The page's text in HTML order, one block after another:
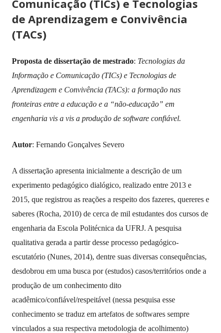
Comunicação (TICs) e Tecnologias
de Aprendizagem e Convivência
(TACs)
Proposta de dissertação de mestrado: Tecnologias da
Informação e Comunicação (TICs) e Tecnologias de
Aprendizagem e Convivência (TACs): a formação nas
fronteiras entre a educação e a “não-educação” em
engenharia vis a vis a produção de software confiável.
Autor: Fernando Gonçalves Severo
A dissertação apresenta inicialmente a descrição de um
experimento pedagógico dialógico, realizado entre 2013 e
2015, que registrou as reações a respeito dos fazeres, quereres e
saberes (Rocha, 2010) de cerca de mil estudantes dos cursos de
engenharia da Escola Politécnica da UFRJ. A pesquisa
qualitativa gerada a partir desse processo pedagógico-
escutatório (Nunes, 2014), dentre suas diversas consequências,
desdobrou em uma busca por (estudos) casos/territórios onde a
produção de um conhecimento dito
acadêmico/confiável/respeitável (nessa pesquisa esse
conhecimento se traduz em artefatos de softwares sempre
vinculados a sua respectiva metodologia de acolhimento)